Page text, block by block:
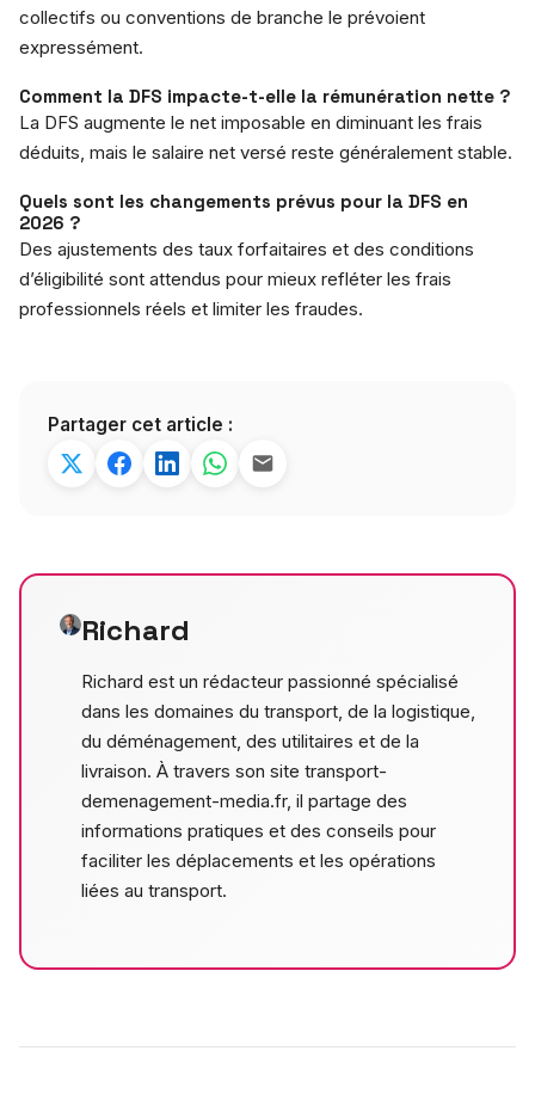
collectifs ou conventions de branche le prévoient
expressément.
Comment la DFS impacte-t-elle la rémunération nette ?
La DFS augmente le net imposable en diminuant les frais
déduits, mais le salaire net versé reste généralement stable.
Quels sont les changements prévus pour la DFS en
2026 ?
Des ajustements des taux forfaitaires et des conditions
d’éligibilité sont attendus pour mieux refléter les frais
professionnels réels et limiter les fraudes.
Partager cet article :
Richard
Richard est un rédacteur passionné spécialisé
dans les domaines du transport, de la logistique,
du déménagement, des utilitaires et de la
livraison. À travers son site transport-
demenagement-media.fr, il partage des
informations pratiques et des conseils pour
faciliter les déplacements et les opérations
liées au transport.